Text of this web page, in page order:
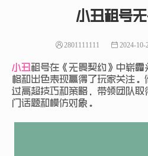
小丑租号
2801111111 2024-10-
小丑租号在《无畏契约》中崭
格和出色表现赢得了玩家关注
过高超技巧和策略，带领团队
门话题和模仿对象。